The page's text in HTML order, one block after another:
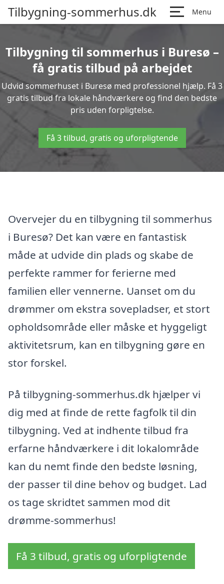
Tilbygning-sommerhus.dk Menu
Tilbygning til sommerhus i Buresø –
få gratis tilbud på arbejdet
Udvid sommerhuset i Buresø med professionel hjælp. Få 3
gratis tilbud fra lokale håndværkere og find den bedste
pris uden forpligtelse.
Få 3 tilbud, gratis og uforpligtende
Overvejer du en tilbygning til sommerhus
i Buresø? Det kan være en fantastisk
måde at udvide din plads og skabe de
perfekte rammer for ferierne med
familien eller vennerne. Uanset om du
drømmer om ekstra sovepladser, et stort
opholdsområde eller måske et hyggeligt
aktivitetsrum, kan en tilbygning gøre en
stor forskel.
På tilbygning-sommerhus.dk hjælper vi
dig med at finde de rette fagfolk til din
tilbygning. Ved at indhente tilbud fra
erfarne håndværkere i dit lokalområde
kan du nemt finde den bedste løsning,
der passer til dine behov og budget. Lad
os tage skridtet sammen mod dit
drømme-sommerhus!
Få 3 tilbud, gratis og uforpligtende